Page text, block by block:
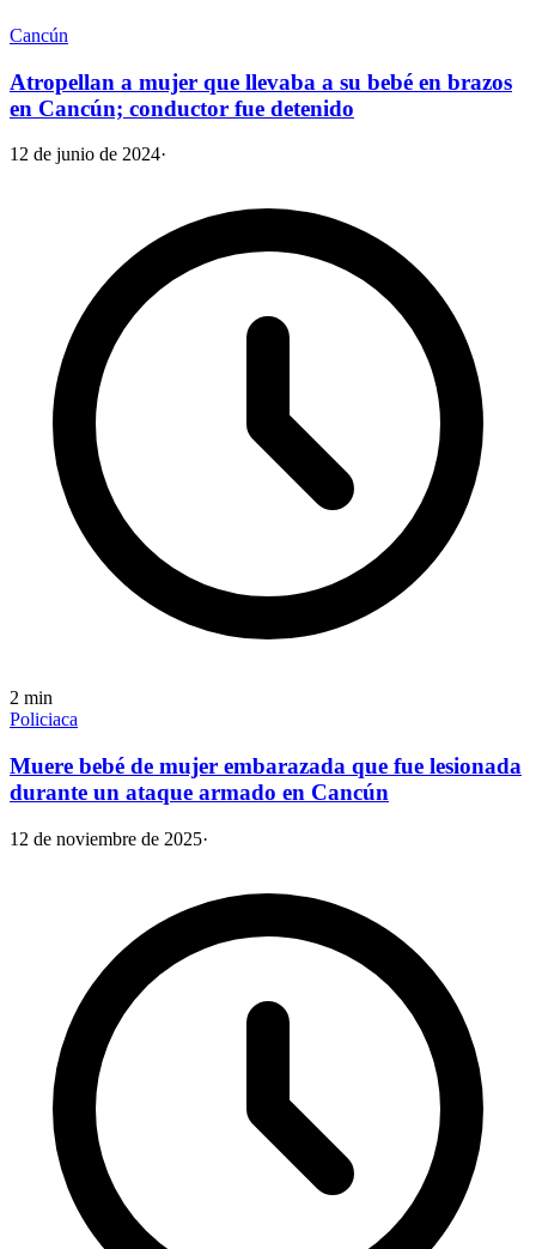
Cancún
Atropellan a mujer que llevaba a su bebé en brazos
en Cancún; conductor fue detenido
12 de junio de 2024·
2 min
Policiaca
Muere bebé de mujer embarazada que fue lesionada
durante un ataque armado en Cancún
12 de noviembre de 2025·